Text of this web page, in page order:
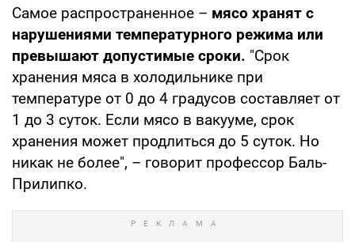
Самое распространенное – мясо хранят с
нарушениями температурного режима или
превышают допустимые сроки. "Срок
хранения мяса в холодильнике при
температуре от 0 до 4 градусов составляет от
1 до 3 суток. Если мясо в вакууме, срок
хранения может продлиться до 5 суток. Но
никак не более", – говорит профессор Баль-
Прилипко.